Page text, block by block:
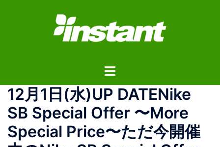
ス
ト
ル
メ
ニ
ュ
ー
12月1日(水)UP DATENike
SB Special Offer 〜More
Special Price〜ただ今開催